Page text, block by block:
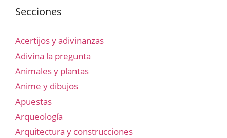
Secciones
Acertijos y adivinanzas
Adivina la pregunta
Animales y plantas
Anime y dibujos
Apuestas
Arqueología
Arquitectura y construcciones